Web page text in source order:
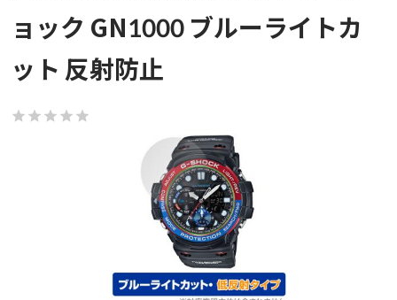
ョック GN1000 ブルーライトカ
ット 反射防止